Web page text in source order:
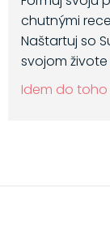
chutnými
Naštartuj so
svojom živote
Idem do toho